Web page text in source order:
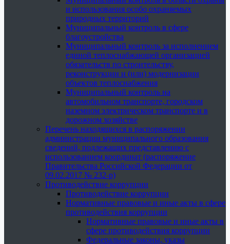
и использования особо охраняемых
природных территорий
Муниципальный контроль в сфере
благоустройства
Муниципальный контроль за исполнением
единой теплоснабжающей организацией
обязательств по строительству,
реконструкции и (или) модернизации
объектов теплоснабжения
Муниципальный контроль на
автомобильном транспорте, городском
наземном электрическом транспорте и в
дорожном хозяйстве
Перечень находящихся в распоряжении
администрации муниципального образования
сведений, подлежащих представлению с
использованием координат (распоряжение
Правительства Российской Федерации от
09.02.2017 № 232-р)
Противодействие коррупции
Противодействие коррупции
Нормативные правовые и иные акты в сфере
противодействия коррупции
Нормативные правовые и иные акты в
сфере противодействия коррупции
Федеральные законы, указы